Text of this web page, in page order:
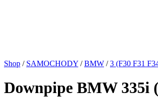
Shop / SAMOCHODY / BMW / 3 (F30 F31
Downpipe BMW 335i